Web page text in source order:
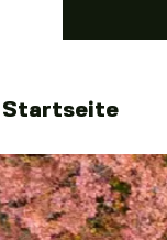
Startseite